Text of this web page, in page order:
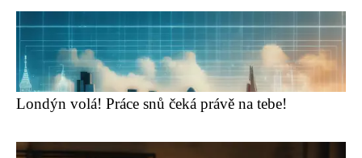
Londýn volá! Práce snů čeká právě na tebe!